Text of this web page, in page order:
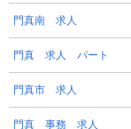
門真南 求人
門真 求人 パート
門真市 求人
門真 事務 求人